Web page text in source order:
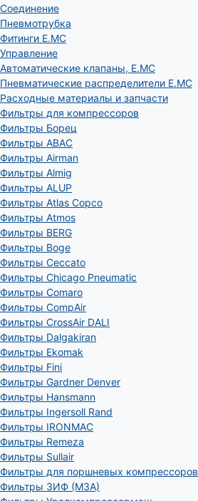
Соединение
Пневмотрубка
Фитинги E.MC
Управление
Автоматические клапаны, Е.МС
Пневматические распределители E.MC
Расходные материалы и запчасти
Фильтры для компрессоров
Фильтры Борец
Фильтры ABAC
Фильтры Airman
Фильтры Almig
Фильтры ALUP
Фильтры Atlas Copco
Фильтры Atmos
Фильтры BERG
Фильтры Boge
Фильтры Ceccato
Фильтры Chicago Pneumatic
Фильтры Comaro
Фильтры CompAir
Фильтры CrossAir DALI
Фильтры Dalgakiran
Фильтры Ekomak
Фильтры Fini
Фильтры Gardner Denver
Фильтры Hansmann
Фильтры Ingersoll Rand
Фильтры IRONMAC
Фильтры Remeza
Фильтры Sullair
Фильтры для поршневых компрессоров
Фильтры ЗИФ (МЗА)